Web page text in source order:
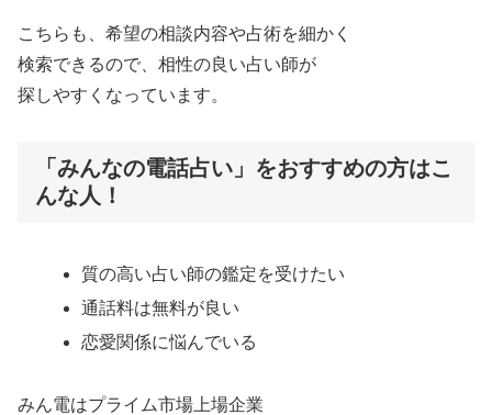
こちらも、希望の相談内容や占術を細かく
検索できるので、相性の良い占い師が
探しやすくなっています。
「みんなの電話占い」をおすすめの方はこ
んな人！
質の高い占い師の鑑定を受けたい
通話料は無料が良い
恋愛関係に悩んでいる
みん電はプライム市場上場企業